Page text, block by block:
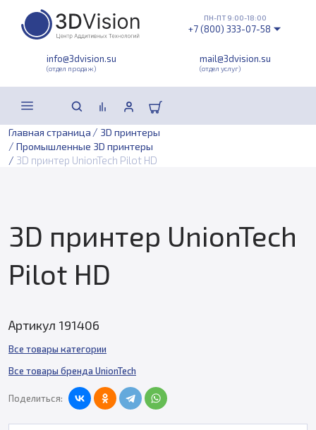
info@3dvision.su
(отдел продаж)
mail@3dvision.su
(отдел услуг)
ПН-ПТ 9:00-18:00
+7 (800) 333-07-58
Главная страница / 3D принтеры
/ Промышленные 3D принтеры
/ 3D принтер UnionTech Pilot HD
3D принтер UnionTech
Pilot HD
Артикул 191406
Все товары категории
Все товары бренда UnionTech
Поделиться: